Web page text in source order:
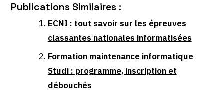
Publications Similaires :
ECNI : tout savoir sur les épreuves
classantes nationales informatisées
Formation maintenance informatique
Studi : programme, inscription et
débouchés